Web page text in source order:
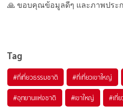
🙏 ขอบคุณข้อมูลดีๆ และภาพประก
Tag
#ที่เที่ยวธรรมชาติ #ที่เที่ยวเขาใหญ่
#อุทยานแห่งชาติ #เขาใหญ่ #เที่